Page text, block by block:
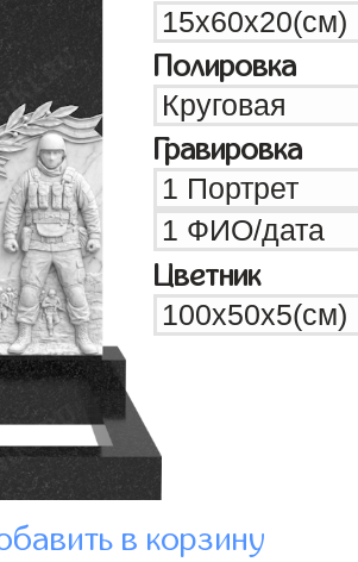
Полировка
Гравировка
Цветник
в корзину